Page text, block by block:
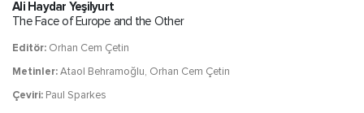
Ali Haydar Yeşilyurt
The Face of Europe and the Other
Editör: Orhan Cem Çetin
Metinler: Ataol Behramoğlu, Orhan Cem Çetin
Çeviri: Paul Sparkes